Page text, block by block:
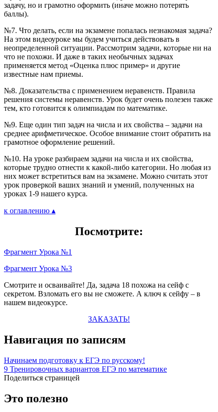
задачу, но и грамотно оформить (иначе можно потерять
баллы).
№7. Что делать, если на экзамене попалась незнакомая задача?
На этом видеоуроке мы будем учиться действовать в
неопределенной ситуации. Рассмотрим задачи, которые ни на
что не похожи. И даже в таких необычных задачах
применяется метод «Оценка плюс пример» и другие
известные нам приемы.
№8. Доказательства с применением неравенств. Правила
решения системы неравенств. Урок будет очень полезен также
тем, кто готовится к олимпиадам по математике.
№9. Еще один тип задач на числа и их свойства – задачи на
среднее арифметическое. Особое внимание стоит обратить на
грамотное оформление решений.
№10. На уроке разбираем задачи на числа и их свойства,
которые трудно отнести к какой-либо категории. Но любая из
них может встретиться вам на экзамене. Можно считать этот
урок проверкой ваших знаний и умений, полученных на
уроках 1-9 нашего курса.
к оглавлению ▴
Посмотрите:
Фрагмент Урока №1
Фрагмент Урока №3
Смотрите и осваивайте! Да, задача 18 похожа на сейф с
секретом. Взломать его вы не сможете. А ключ к сейфу – в
нашем видеокурсе.
ЗАКАЗАТЬ!
Навигация по записям
Начинаем подготовку к ЕГЭ по русскому!
9 Тренировочных вариантов ЕГЭ по математике
Поделиться страницей
Это полезно